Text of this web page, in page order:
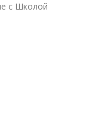
с Школой